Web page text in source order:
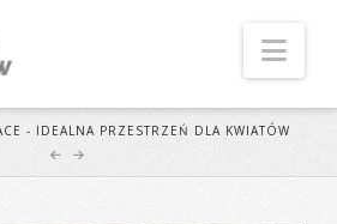
- IDEALNA PRZESTRZEŃ DLA KWIATÓW